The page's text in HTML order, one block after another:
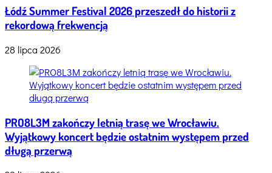
Łódź Summer Festival 2026 przeszedł do historii z
rekordową frekwencją
28 lipca 2026
PRO8L3M zakończy letnią trasę we Wrocławiu.
Wyjątkowy koncert będzie ostatnim występem przed
długą przerwą